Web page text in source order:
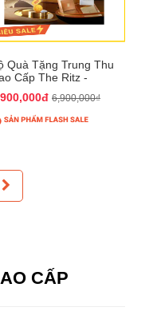
Quà Tặng Trung Thu
Cấp The Ritz -
6,900,000₫
CẤP